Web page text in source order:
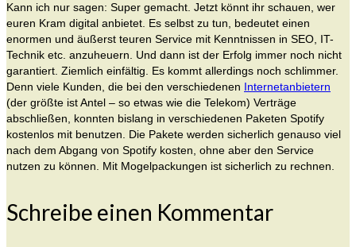
Kann ich nur sagen: Super gemacht. Jetzt könnt ihr schauen, wer
euren Kram digital anbietet. Es selbst zu tun, bedeutet einen
enormen und äußerst teuren Service mit Kenntnissen in SEO, IT-
Technik etc. anzuheuern. Und dann ist der Erfolg immer noch nicht
garantiert. Ziemlich einfältig. Es kommt allerdings noch schlimmer.
Denn viele Kunden, die bei den verschiedenen Internetanbietern
(der größte ist Antel – so etwas wie die Telekom) Verträge
abschließen, konnten bislang in verschiedenen Paketen Spotify
kostenlos mit benutzen. Die Pakete werden sicherlich genauso viel
nach dem Abgang von Spotify kosten, ohne aber den Service
nutzen zu können. Mit Mogelpackungen ist sicherlich zu rechnen.
Schreibe einen Kommentar